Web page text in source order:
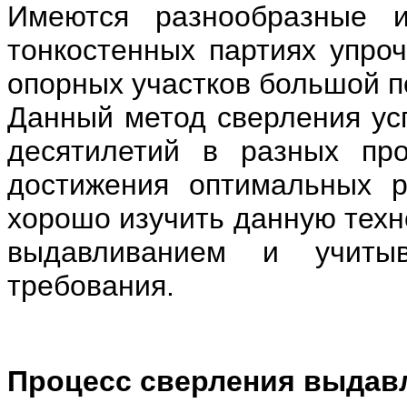
Имеются разнообразные
тонкостенных партиях
опорных участков большой
Данный метод сверления
десятилетий в разных
достижения оптимальных
хорошо изучить данную
выдавливанием и
требования.
Процесс сверления